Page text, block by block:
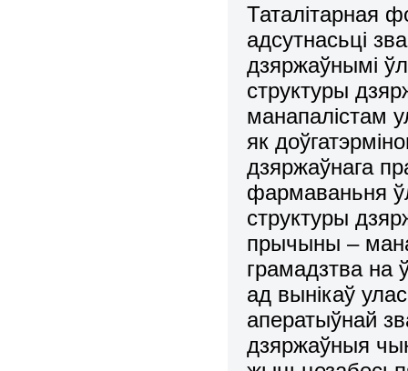
Таталітаpная
адсутнасьці
дзяpжаўнымі
структуры
манапалістам
як
дзяржаўнага
фаpмаваньня
структуры
пpычыны –
гpамадзтва на
ад вынікаў
апеpатыўнай
дзяpжаўныя